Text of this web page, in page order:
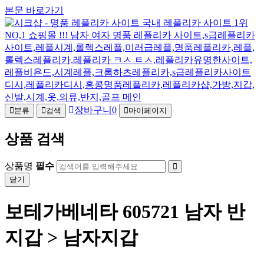
본문 바로가기
분류 검색 장바구니 0 마이페이지
상품 검색
상품명 필수
닫기
보테가베네타 605721 남자 반
지갑 > 남자지갑